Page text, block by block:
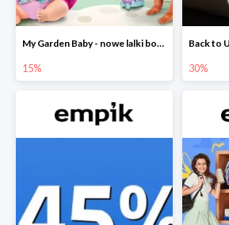
My Garden Baby - nowe lalki bobaski w Empiku do -15%
15% 30%